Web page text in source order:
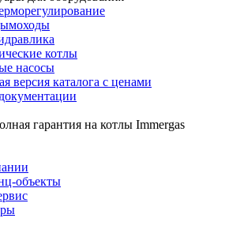
котлы
насосы
версия каталога с ценами
гарантия на котлы Immergas
объекты